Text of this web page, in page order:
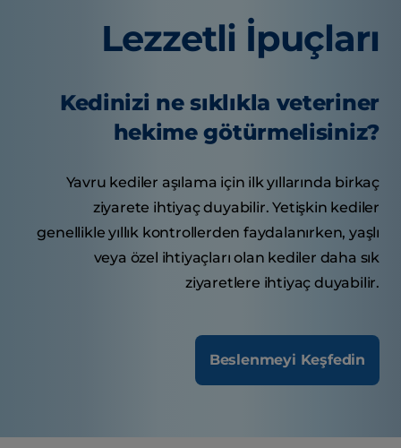
Lezzetli İpuçları
Kedinizi ne sıklıkla veteriner
hekime götürmelisiniz?
Yavru kediler aşılama için ilk yıllarında birkaç
ziyarete ihtiyaç duyabilir. Yetişkin kediler
genellikle yıllık kontrollerden faydalanırken, yaşlı
veya özel ihtiyaçları olan kediler daha sık
ziyaretlere ihtiyaç duyabilir.
Beslenmeyi Keşfedin